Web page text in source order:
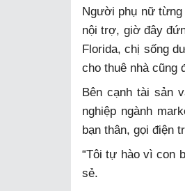
Người phụ nữ từng
nội trợ, giờ đây
Florida, chị sống
cho thuê nhà cũng
Bên cạnh tài sản
nghiệp ngành
bạn thân, gọi điện
“Tôi tự hào vì con
sẻ.